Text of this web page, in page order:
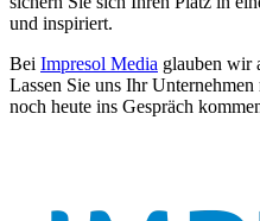
und inspiriert.
Bei Impresol Media glauben wir
Lassen Sie uns Ihr
noch heute ins Gespräch